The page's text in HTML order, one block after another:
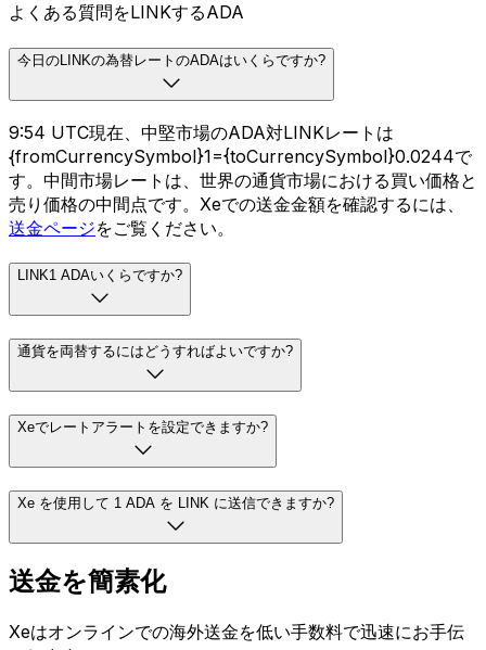
よくある質問をLINKするADA
今日のLINKの為替レートのADAはいくらですか?
9:54 UTC現在、中堅市場のADA対LINKレートは
{fromCurrencySymbol}1={toCurrencySymbol}0.0244で
す。中間市場レートは、世界の通貨市場における買い価格と
売り価格の中間点です。Xeでの送金金額を確認するには、
送金ページをご覧ください。
LINK1 ADAいくらですか?
通貨を両替するにはどうすればよいですか?
Xeでレートアラートを設定できますか?
Xe を使用して 1 ADA を LINK に送信できますか?
送金を簡素化
Xeはオンラインでの海外送金を低い手数料で迅速にお手伝